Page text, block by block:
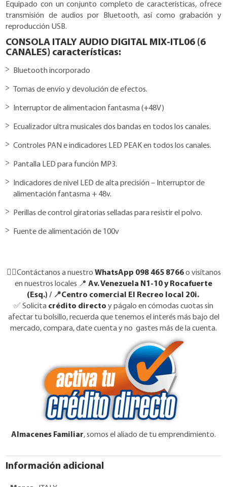
Equipado con un conjunto completo de características, ofrece
transmisión de audios por Bluetooth, así como grabación y
reproducción USB.
CONSOLA ITALY AUDIO DIGITAL MIX-ITL06 (6
CANALES) características:
Bluetooth incorporado
Tomas de envío y devolución de efectos.
Interruptor de alimentacion fantasma (+48V)
Ecualizador ultra musicales dos bandas en todos los canales.
Controles PAN e indicadores LED PEAK en todos los canales.
Pantalla LED para función MP3.
Indicadores de nivel LED de alta precisión – Interruptor de
alimentación fantasma + 48v.
Perillas de control giratorias selladas para resistir el polvo.
Fuente de alimentación de 100v
👉🏼Contáctanos a nuestro WhatsApp 098 465 8766o visítanos
en nuestros locales 📍 Av. Venezuela N1-10 y Rocafuerte
(Esq.) / 📍Centro comercial El Recreo local 20i.
✅ Solicita crédito directo y págalo en cómodas cuotas sin
afectar tu bolsillo, recuerda que tenemos el interés más bajo del
mercado, compara, date cuenta y no gastes más de la cuenta.
Almacenes Familiar, somos el aliado de tu emprendimiento.
Información adicional